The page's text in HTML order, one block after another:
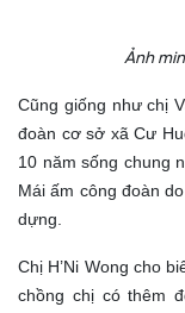
Ảnh
Cũng giống như chị
đoàn cơ sở xã Cư
10 năm sống chung
Mái ấm công đoàn
dựng.
Chị H’Ni Wong cho
chồng chị có thêm